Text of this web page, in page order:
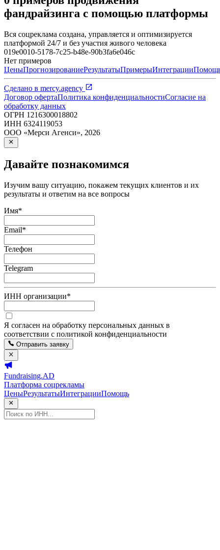
фандрайзинга с помощью платформы
Вся соцреклама создана, управляется и оптимизируется
платформой 24/7 и без участия живого человека
019e0010-5178-7c25-b48e-90b3fa6e046c
Нет примеров
ЦеныПрогнозированиеРезультатыПримерыИнтеграции
Сделано в mercy.agency
Договор офертаПолитика конфиденциальностиСогласие на
обработку данных
ОГРН 1216300018802
ИНН 6324119053
ООО «Мерси Агенси», 2026
Давайте познакомимся
Изучим вашу ситуацию, покажем текущих клиентов и их
результаты и ответим на все вопросы
Имя*
Email*
Телефон
Telegram
ИНН организации*
Я согласен на обработку персональных данных в
соответствии с политикой конфиденциальности
Отправить заявку
Fundraising.AD
Платформа соцрекламы
ЦеныРезультатыИнтеграцииПомощь